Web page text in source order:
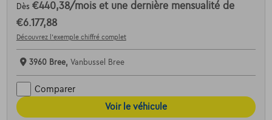
Dès €440,38/mois et une dernière mensualité de
€6.177,88
Découvrez l’exemple chiffré complet
3960 Bree, Vanbussel Bree
Comparer
Voir le véhicule